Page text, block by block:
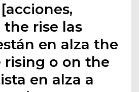
rise las
en alza the
rising o on the
en alza a